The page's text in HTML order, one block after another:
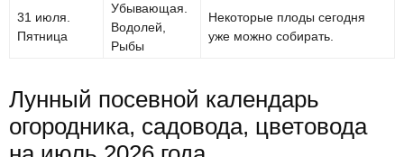
31 июля.
Пятница
Убывающая.
Водолей,
Рыбы
Некоторые плоды сегодня
уже можно собирать.
Лунный посевной календарь
огородника, садовода, цветовода